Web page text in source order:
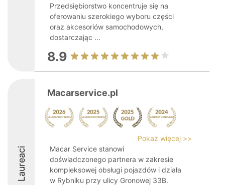
Przedsiębiorstwo koncentruje się na
oferowaniu szerokiego wyboru części
oraz akcesoriów samochodowych,
dostarczając ...
8.9
Laureaci
Macarservice.pl
Pokaż więcej >>
Macar Service stanowi
doświadczonego partnera w zakresie
kompleksowej obsługi pojazdów i działa
w Rybniku przy ulicy Gronowej 33B.